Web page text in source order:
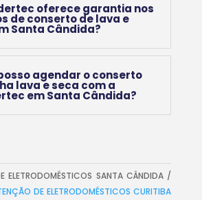
oferece garantia nos
de conserto de lava e
Santa Cândida?
agendar o conserto
lava e seca com a
em Santa Cândida?
ELETRODOMÉSTICOS SANTA CÂNDIDA
DE ELETRODOMÉSTICOS CURITIBA